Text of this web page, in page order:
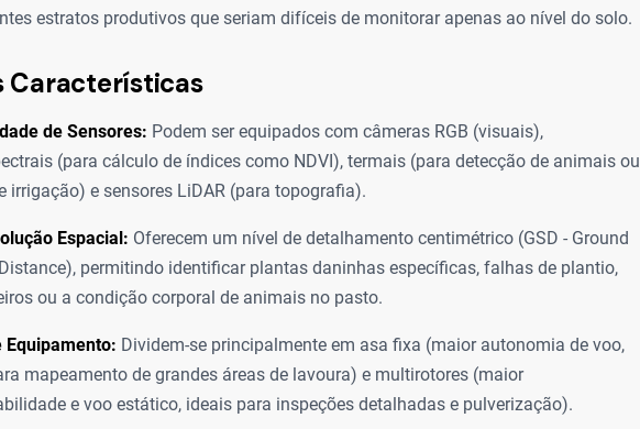
estratos produtivos que seriam difíceis de monitorar apenas ao nível do solo.
Características
de Sensores: Podem ser equipados com câmeras RGB (visuais),
(para cálculo de índices como NDVI), termais (para detecção de animais ou
irrigação) e sensores LiDAR (para topografia).
Espacial: Oferecem um nível de detalhamento centimétrico (GSD - Ground
permitindo identificar plantas daninhas específicas, falhas de plantio,
ou a condição corporal de animais no pasto.
Equipamento: Dividem-se principalmente em asa fixa (maior autonomia de voo,
mapeamento de grandes áreas de lavoura) e multirotores (maior
e voo estático, ideais para inspeções detalhadas e pulverização).